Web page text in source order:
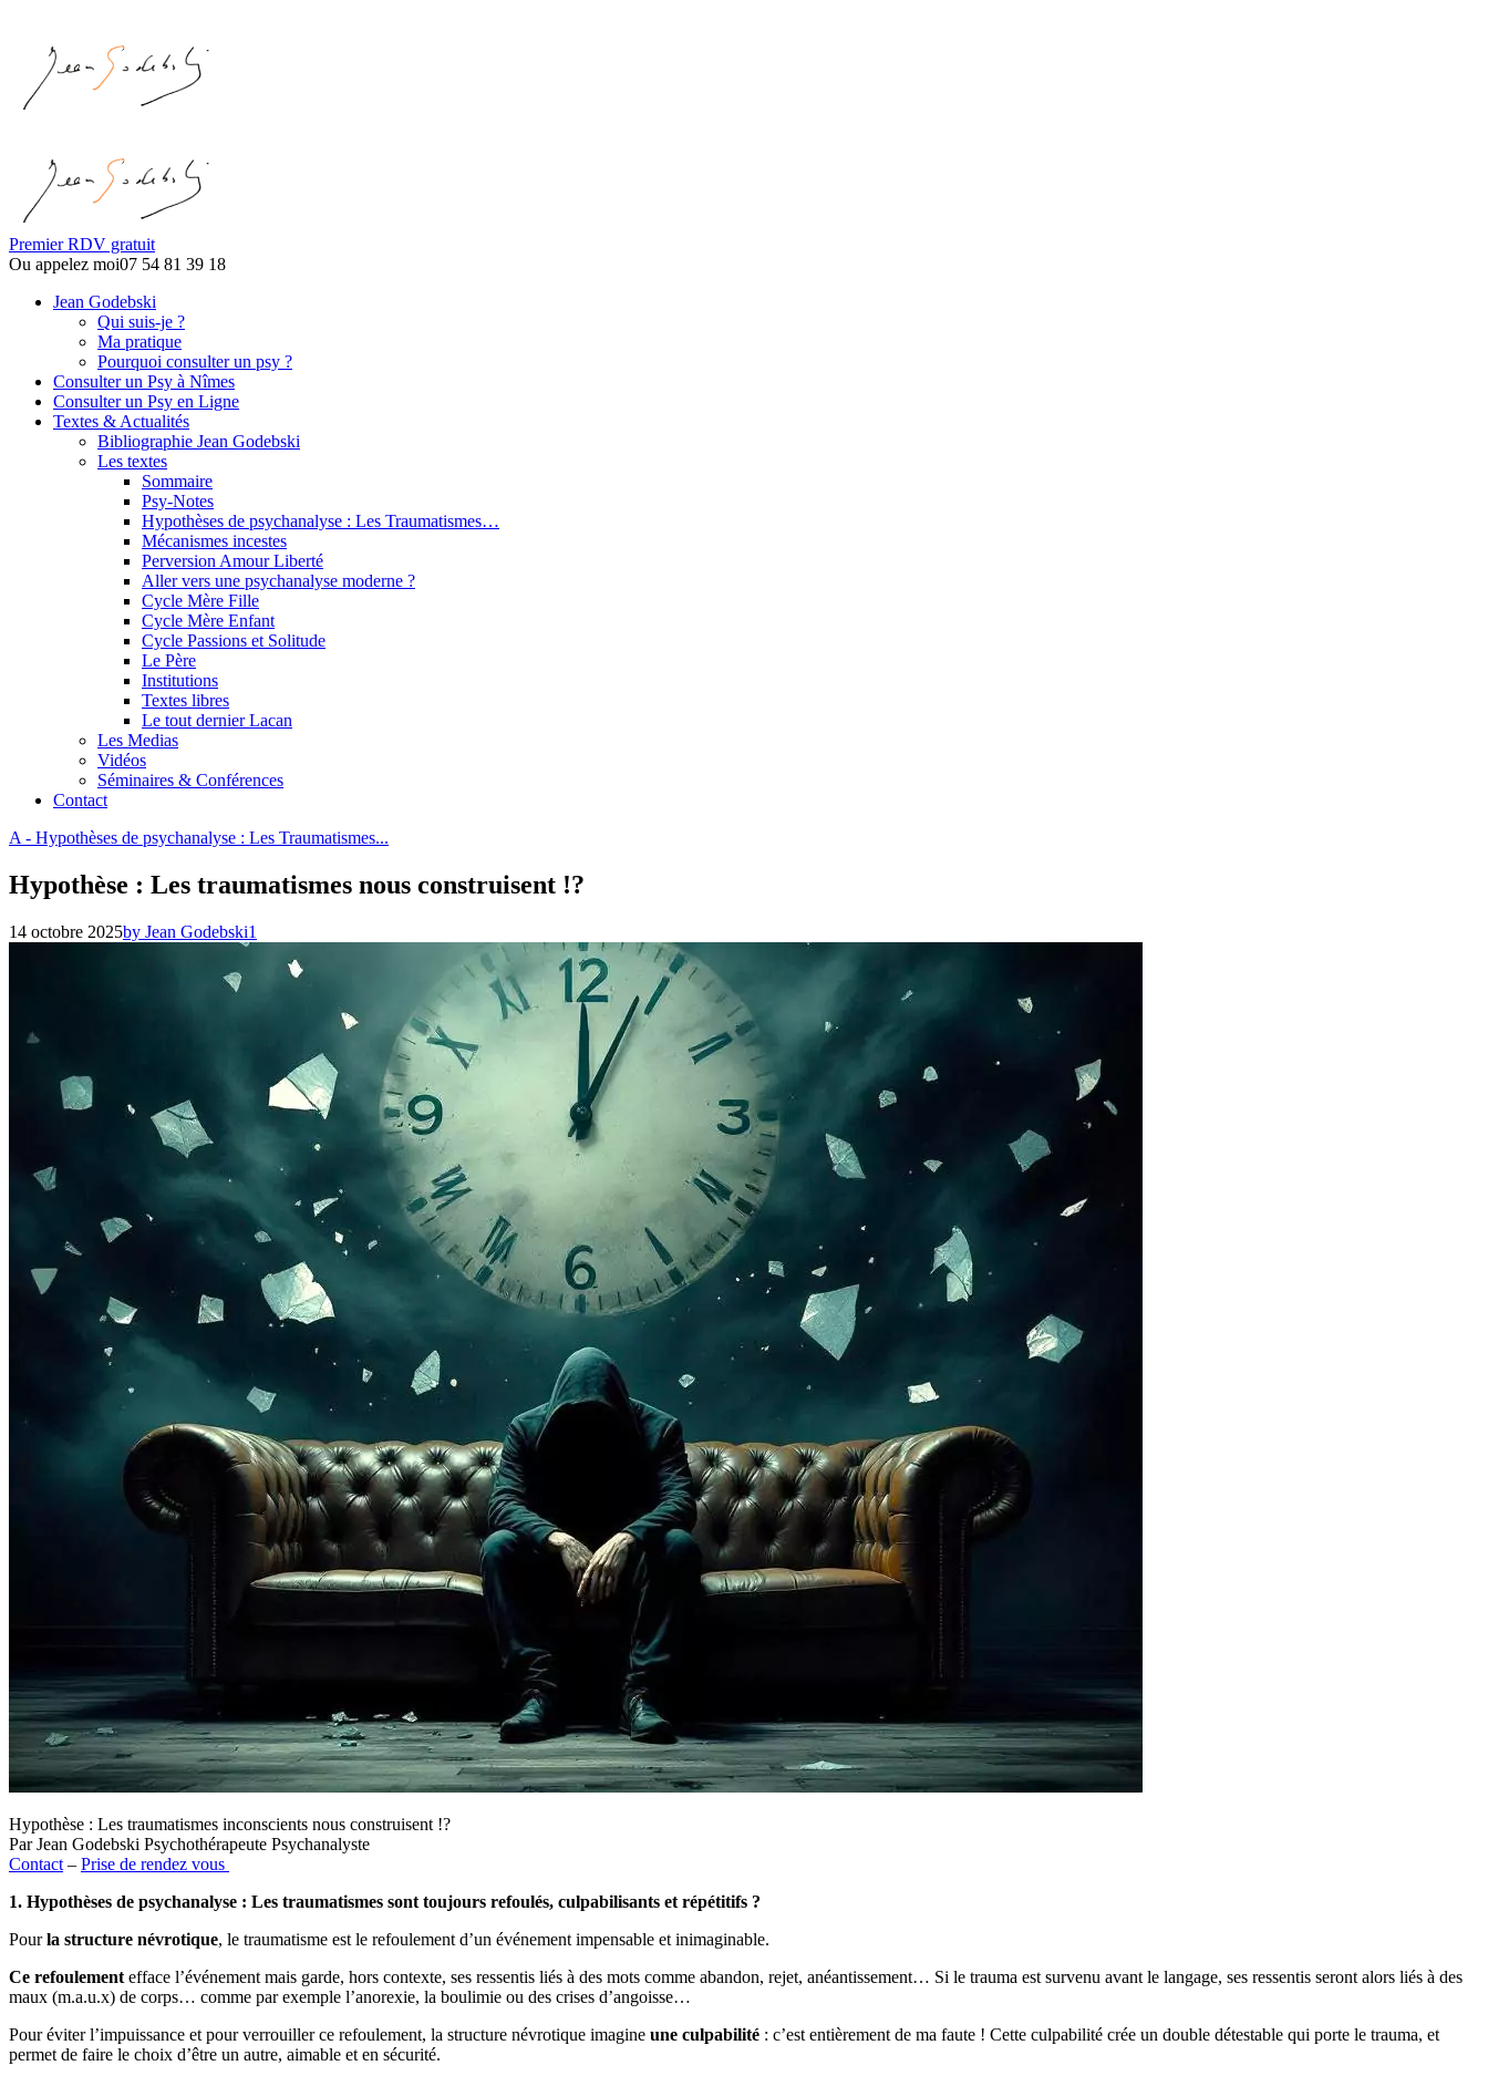
Premier RDV gratuit
Ou appelez moi07 54 81 39 18
Jean Godebski
Qui suis-je ?
Ma pratique
Pourquoi consulter un psy ?
Consulter un Psy à Nîmes
Consulter un Psy en Ligne
Textes & Actualités
Bibliographie Jean Godebski
Les textes
Sommaire
Psy-Notes
Hypothèses de psychanalyse : Les Traumatismes…
Mécanismes incestes
Perversion Amour Liberté
Aller vers une psychanalyse moderne ?
Cycle Mère Fille
Cycle Mère Enfant
Cycle Passions et Solitude
Le Père
Institutions
Textes libres
Le tout dernier Lacan
Les Medias
Vidéos
Séminaires & Conférences
Contact
A - Hypothèses de psychanalyse : Les Traumatismes...
Hypothèse : Les traumatismes nous construisent !?
14 octobre 2025by Jean Godebski1
Hypothèse : Les traumatismes inconscients nous construisent !?
Par Jean Godebski Psychothérapeute Psychanalyste
Contact – Prise de rendez vous
1. Hypothèses de psychanalyse : Les traumatismes sont toujours refoulés, culpabilisants et répétitifs ?
Pourla structure névrotique, le traumatisme est le refoulement d’un événement impensable et inimaginable.
Ce refoulement efface l’événement mais garde, hors contexte, ses ressentis liés à des mots comme abandon, rejet, anéantissement… Si le trauma est survenu avant le langage, ses ressentis seront alors liés à des
maux (m.a.u.x) de corps… comme par exemple l’anorexie, la boulimie ou des crises d’angoisse…
Pour éviter l’impuissance et pour verrouiller ce refoulement, la structure névrotique imagine une culpabilité : c’est entièrement de ma faute ! Cette culpabilité crée un double détestable qui porte le trauma, et
permet de faire le choix d’être un autre, aimable et en sécurité.